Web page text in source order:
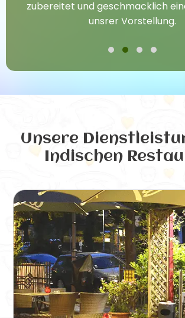
zubereitet und geschmacklich
unsrer Vorstellung.
Unsere
Indischen